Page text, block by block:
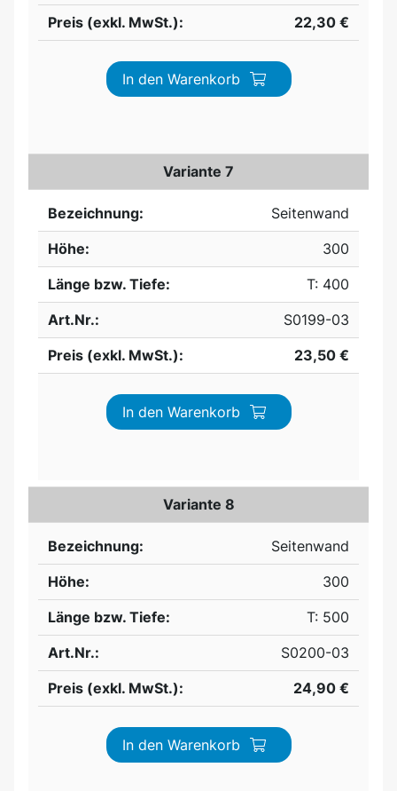
Preis (exkl. MwSt.):
22,30 €
In den Warenkorb
Variante 7
Bezeichnung:
Seitenwand
Höhe:
300
Länge bzw. Tiefe:
T: 400
Art.Nr.:
S0199-03
Preis (exkl. MwSt.):
23,50 €
In den Warenkorb
Variante 8
Bezeichnung:
Seitenwand
Höhe:
300
Länge bzw. Tiefe:
T: 500
Art.Nr.:
S0200-03
Preis (exkl. MwSt.):
24,90 €
In den Warenkorb